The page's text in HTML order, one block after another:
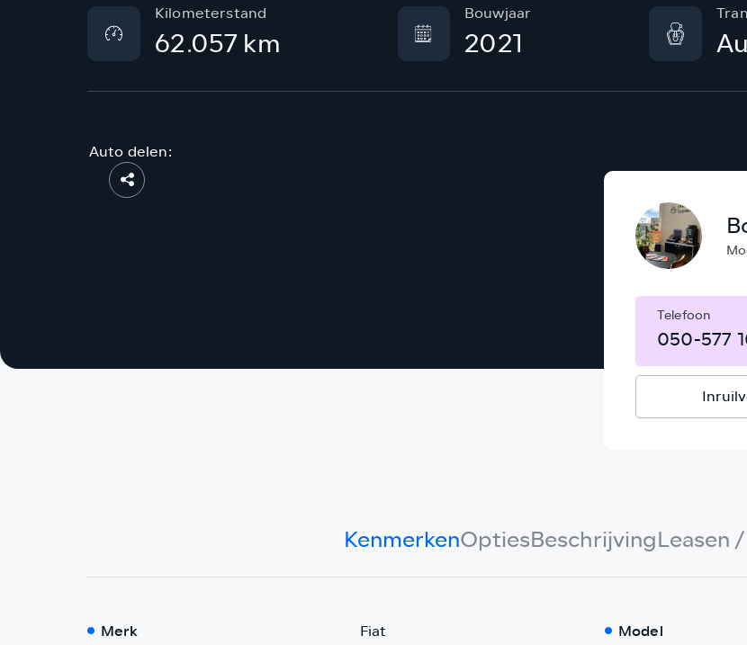
Kilometerstand
62.057 km
Bouwjaar
2021
Auto delen:
Telefoon
050-577
KenmerkenOptiesBeschrijvingLeasen
Merk Fiat Model